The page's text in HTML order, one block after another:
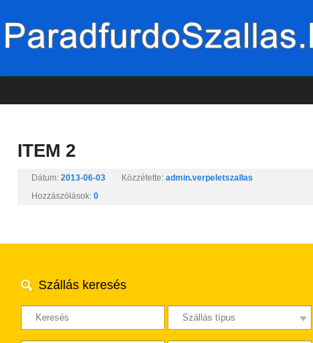
ITEM 2
Dátum: 2013-06-03 Közzétette: admin.verpeletszallas
Hozzászólások: 0
Szállás keresés